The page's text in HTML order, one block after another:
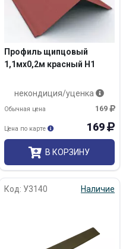
Профиль щипцовый
1,1мх0,2м красный Н1
некондиция/уценка
169
Обычная цена
169
Цена по карте
В КОРЗИНУ
Код: У3140 Наличие